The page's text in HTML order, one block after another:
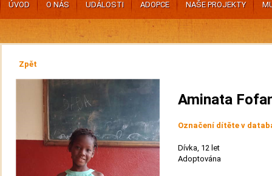
ÚVOD O NÁS UDÁLOSTI ADOPCE NAŠE PROJEKTY
Zpět
Aminata
Označení dítěte v
Dívka, 12 let
Adoptována